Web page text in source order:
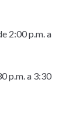
2:00 p.m. a
p.m. a 3:30